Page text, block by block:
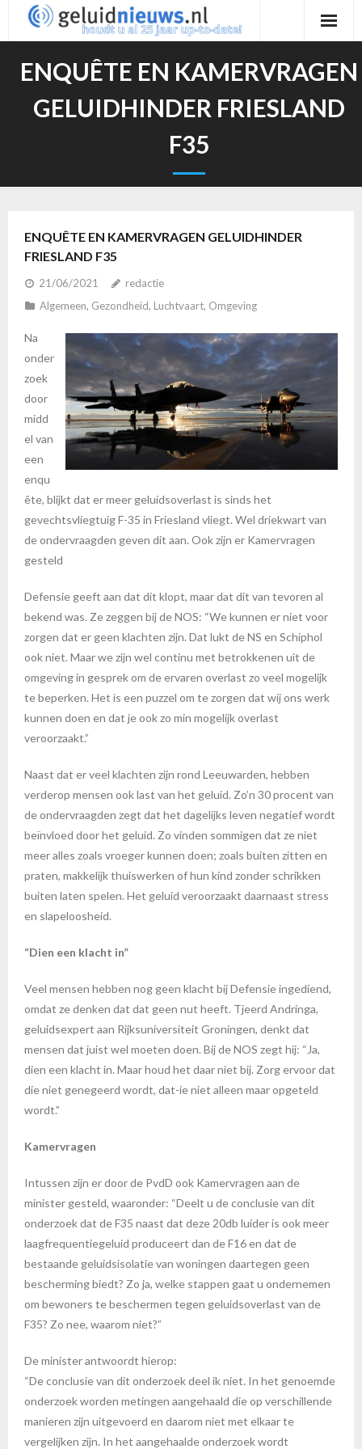
inhoudENQUÊTE EN KAMERVRAGEN
GELUIDHINDER FRIESLAND
F35
ENQUÊTE EN KAMERVRAGEN GELUIDHINDER
FRIESLAND F35
21/06/2021
redactie
Algemeen, Gezondheid, Luchtvaart, Omgeving
Na
onder
zoek
door
midd
el van
een
enqu
ête, blijkt dat er meer geluidsoverlast is sinds het
gevechtsvliegtuig F-35 in Friesland vliegt. Wel driekwart van
de ondervraagden geven dit aan. Ook zijn er Kamervragen
gesteld
Defensie geeft aan dat dit klopt, maar dat dit van tevoren al
bekend was. Ze zeggen bij de NOS: “We kunnen er niet voor
zorgen dat er geen klachten zijn. Dat lukt de NS en Schiphol
ook niet. Maar we zijn wel continu met betrokkenen uit de
omgeving in gesprek om de ervaren overlast zo veel mogelijk
te beperken. Het is een puzzel om te zorgen dat wij ons werk
kunnen doen en dat je ook zo min mogelijk overlast
veroorzaakt.”
Naast dat er veel klachten zijn rond Leeuwarden, hebben
verderop mensen ook last van het geluid. Zo’n 30 procent van
de ondervraagden zegt dat het dagelijks leven negatief wordt
beïnvloed door het geluid. Zo vinden sommigen dat ze niet
meer alles zoals vroeger kunnen doen; zoals buiten zitten en
praten, makkelijk thuiswerken of hun kind zonder schrikken
buiten laten spelen. Het geluid veroorzaakt daarnaast stress
en slapeloosheid.
“Dien een klacht in”
Veel mensen hebben nog geen klacht bij Defensie ingediend,
omdat ze denken dat dat geen nut heeft. Tjeerd Andringa,
geluidsexpert aan Rijksuniversiteit Groningen, denkt dat
mensen dat juist wel moeten doen. Bij de NOS zegt hij: “Ja,
dien een klacht in. Maar houd het daar niet bij. Zorg ervoor dat
die niet genegeerd wordt, dat-ie niet alleen maar opgeteld
wordt.”
Kamervragen
Intussen zijn er door de PvdD ook Kamervragen aan de
minister gesteld, waaronder: “Deelt u de conclusie van dit
onderzoek dat de F35 naast dat deze 20db luider is ook meer
laagfrequentiegeluid produceert dan de F16 en dat de
bestaande geluidsisolatie van woningen daartegen geen
bescherming biedt? Zo ja, welke stappen gaat u ondernemen
om bewoners te beschermen tegen geluidsoverlast van de
F35? Zo nee, waarom niet?”
De minister antwoordt hierop:
“De conclusie van dit onderzoek deel ik niet. In het genoemde
onderzoek worden metingen aangehaald die op verschillende
manieren zijn uitgevoerd en daarom niet met elkaar te
vergelijken zijn. In het aangehaalde onderzoek wordt